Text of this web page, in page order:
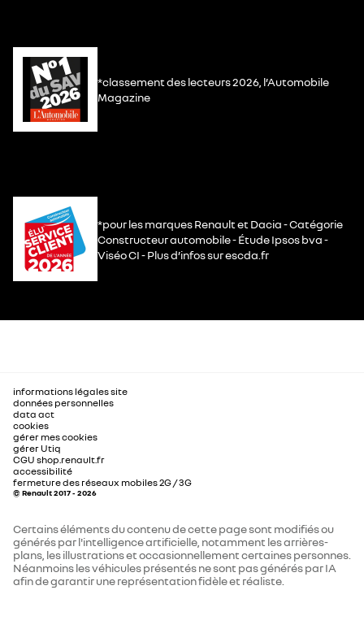
*classement des lecteurs 2026, l’Automobile
Magazine
*pour les marques Renault et Dacia - Catégorie
Constructeur automobile - Étude Ipsos bva -
Viséo CI - Plus d’infos sur escda.fr
informations légales site
données personnelles
data act
cookies
gérer mes cookies
gérer Utiq
CGU shop.renault.fr
accessibilité
fermeture des réseaux mobiles 2G / 3G
© Renault 2017 - 2026
Certains éléments du contenu de cette page sont modifiés ou
générés par l'intelligence artificielle, notamment les arrières-
plans, les illustrations et occasionnellement certaines personnes.
Néanmoins les véhicules présentés ne sont pas générés par IA
afin de garantir une représentation fidèle et réaliste.